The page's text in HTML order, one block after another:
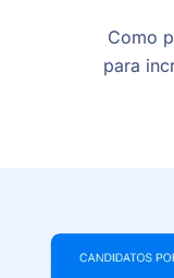
Como
para